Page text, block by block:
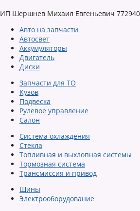
ИП Шершнев Михаил Евгеньевич
Авто на запчасти
Автосвет
Аккумуляторы
Двигатель
Диски
Запчасти для ТО
Кузов
Подвеска
Рулевое управление
Салон
Система охлаждения
Стекла
Топливная и выхлопная системы
Тормозная система
Трансмиссия и привод
Шины
Электрооборудование